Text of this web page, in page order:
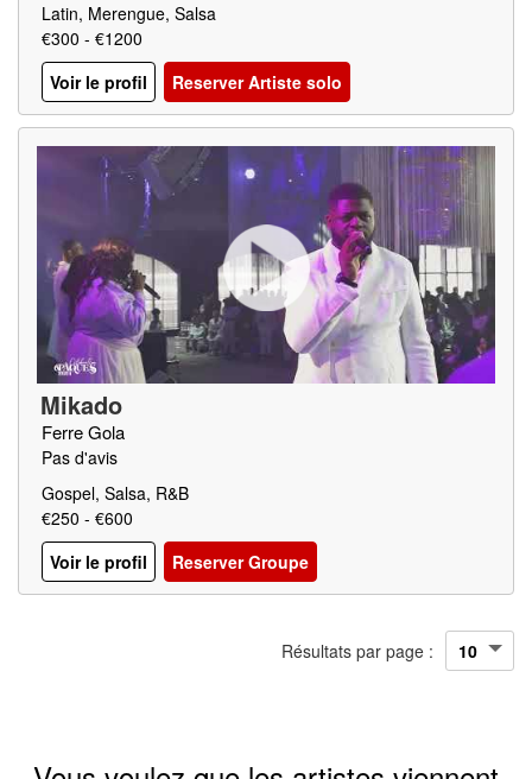
Latin, Merengue, Salsa
€300 - €1200
Voir le profil
Reserver Artiste solo
Mikado
Ferre Gola
Pas d'avis
Gospel, Salsa, R&B
€250 - €600
Voir le profil
Reserver Groupe
Résultats par page :